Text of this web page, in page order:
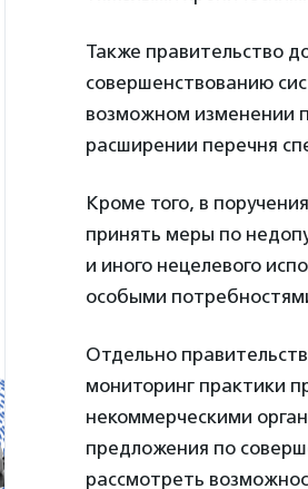
Также правительство
совершенствованию
возможном изменении
расширении перечня
Кроме того, в
принять меры по
и иного нецелевого
особыми
Отдельно
мониторинг практики
некоммерческими
предложения по
рассмотреть